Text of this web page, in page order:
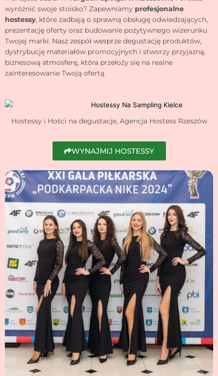
wyróżnić swoje stoisko? Zapewniamy profesjonalne
hostessy, które zadbają o sprawną obsługę odwiedzających,
prezentację oferty oraz budowanie pozytywnego wizerunku
Twojej marki. Nasz zespół wesprze degustację produktów,
dystrybucję materiałów promocyjnych i stworzy przyjazną,
biznesową atmosferę, która przełoży się na realne
zainteresowanie Twoją ofertą.
Hostessy i Hości na degustacje, Agencja Hostess Rzeszów
WYNAJMIJ HOSTESSY